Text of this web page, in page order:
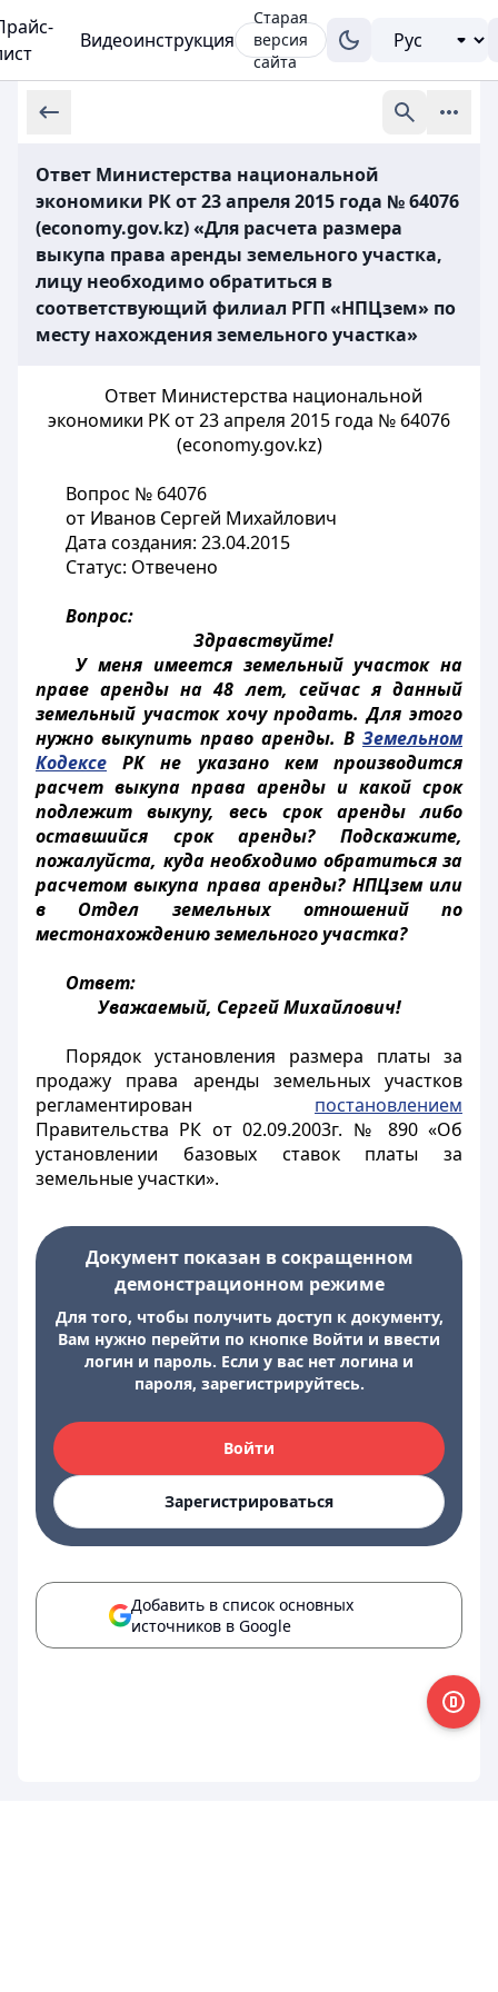
Видеоинструкция
Старая
версия
сайта
Ответ Министерства национальной
экономики РК от 23 апреля 2015 года № 64076
(economy.gov.kz) «Для расчета размера
выкупа права аренды земельного участка,
лицу необходимо обратиться в
соответствующий филиал РГП «НПЦзем» по
месту нахождения земельного участка»
Ответ Министерства национальной
экономики РК от 23 апреля 2015 года № 64076
(economy.gov.kz)
Вопрос № 64076
от Иванов Сергей Михайлович
Дата создания: 23.04.2015
Статус: Отвечено
Вопрос:
Здравствуйте!
У меня имеется земельный участок на
праве аренды на 48 лет, сейчас я данный
земельный участок хочу продать. Для этого
нужно выкупить право аренды. В Земельном
Кодексе РК не указано кем производится
расчет выкупа права аренды и какой срок
подлежит выкупу, весь срок аренды либо
оставшийся срок аренды? Подскажите,
пожалуйста, куда необходимо обратиться за
расчетом выкупа права аренды? НПЦзем или
в Отдел земельных отношений по
местонахождению земельного участка?
Ответ:
Уважаемый, Сергей Михайлович!
Порядок установления размера платы за
продажу права аренды земельных участков
регламентирован постановлением
Правительства РК от 02.09.2003г. № 890 «Об
установлении базовых ставок платы за
земельные участки».
Документ показан в сокращенном
демонстрационном режиме
Для того, чтобы получить доступ к документу,
Вам нужно перейти по кнопке Войти и ввести
логин и пароль. Если у вас нет логина и
пароля, зарегистрируйтесь.
Войти
Зарегистрироваться
Добавить в список основных
источников в Google